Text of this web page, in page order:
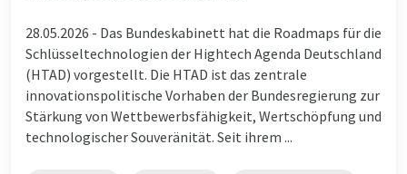
28.05.2026 - Das Bundeskabinett hat die Roadmaps für die
Schlüsseltechnologien der Hightech Agenda Deutschland
(HTAD) vorgestellt. Die HTAD ist das zentrale
innovationspolitische Vorhaben der Bundesregierung zur
Stärkung von Wettbewerbsfähigkeit, Wertschöpfung und
technologischer Souveränität. Seit ihrem ...